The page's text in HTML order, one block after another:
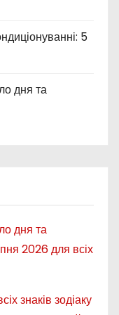
5
дня та
дня та
2026 для всіх
знаків зодіаку